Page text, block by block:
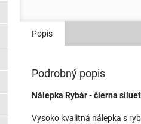
Popis
Podrobný popis
Nálepka Rybár - čierna
Vysoko kvalitná nálepka s